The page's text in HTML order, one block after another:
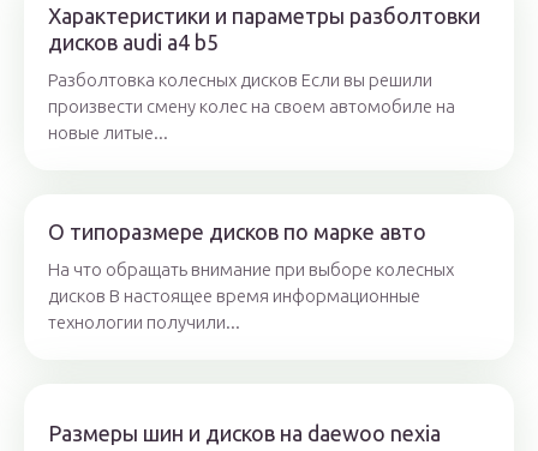
Характеристики и параметры разболтовки
дисков audi a4 b5
Разболтовка колесных дисков Если вы решили
произвести смену колес на своем автомобиле на
новые литые...
О типоразмере дисков по марке авто
На что обращать внимание при выборе колесных
дисков В настоящее время информационные
технологии получили...
Размеры шин и дисков на daewoo nexia